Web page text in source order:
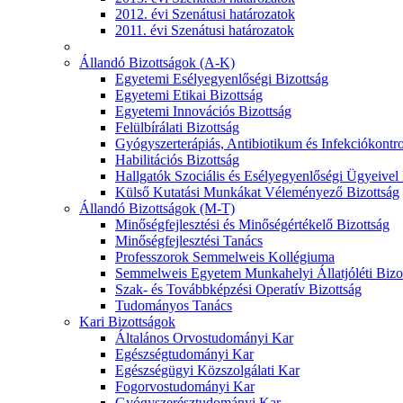
2012. évi Szenátusi határozatok
2011. évi Szenátusi határozatok
Állandó Bizottságok (A-K)
Egyetemi Esélyegyenlőségi Bizottság
Egyetemi Etikai Bizottság
Egyetemi Innovációs Bizottság
Felülbírálati Bizottság
Gyógyszerterápiás, Antibiotikum és
Habilitációs Bizottság
Hallgatók Szociális és Esélyegyenlőségi
Külső Kutatási Munkákat Véleményező Bizottság
Állandó Bizottságok (M-T)
Minőségfejlesztési és Minőségértékelő Bizottság
Minőségfejlesztési Tanács
Professzorok Semmelweis Kollégiuma
Semmelweis Egyetem Munkahelyi Állatjóléti
Szak- és Továbbképzési Operatív Bizottság
Tudományos Tanács
Kari Bizottságok
Általános Orvostudományi Kar
Egészségtudományi Kar
Egészségügyi Közszolgálati Kar
Fogorvostudományi Kar